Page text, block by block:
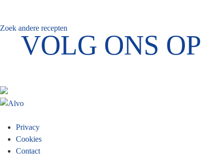
Zoek andere recepten
VOLG ONS OP
Footer
menu
Privacy
Cookies
Contact